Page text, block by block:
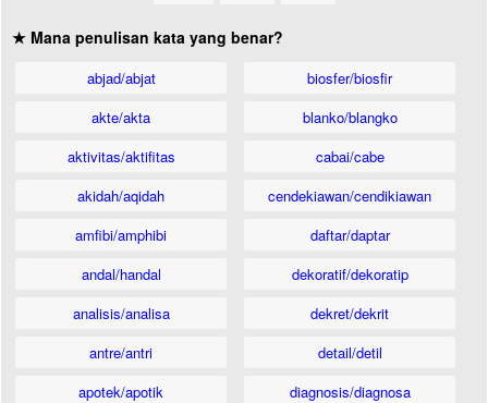
★ Mana penulisan kata yang benar?
abjad/abjat
akte/akta
aktivitas/aktifitas
akidah/aqidah
amfibi/amphibi
andal/handal
analisis/analisa
antre/antri
apotek/apotik
biosfer/biosfir
blanko/blangko
cabai/cabe
cendekiawan/cendikiawan
daftar/daptar
dekoratif/dekoratip
dekret/dekrit
detail/detil
diagnosis/diagnosa